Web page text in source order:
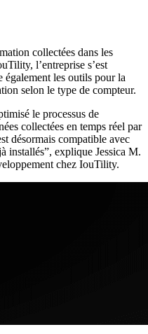
collectées dans les
l’entreprise s’est
les outils pour la
selon le type de compteur.
le processus de
collectées en temps réel par
désormais compatible avec
installés”, explique Jessica M.
chez IouTility.